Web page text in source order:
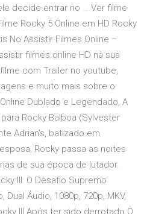
decide entrar no … Ver filme
Rocky 5 Online em HD Rocky
No Assistir Filmes Online –
filmes online HD na sua
com Trailer no youtube,
e muito mais sobre o
Dublado e Legendado, A
Rocky Balboa (Sylvester
Adrian’s, batizado em
Rocky passa as noites
de sua época de lutador.
III: O Desafio Supremo
Áudio, 1080p, 720p, MKV,